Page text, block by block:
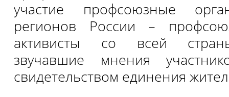
участие профсоюзные
регионов России –
активисты со всей
звучавшие мнения
свидетельством единения